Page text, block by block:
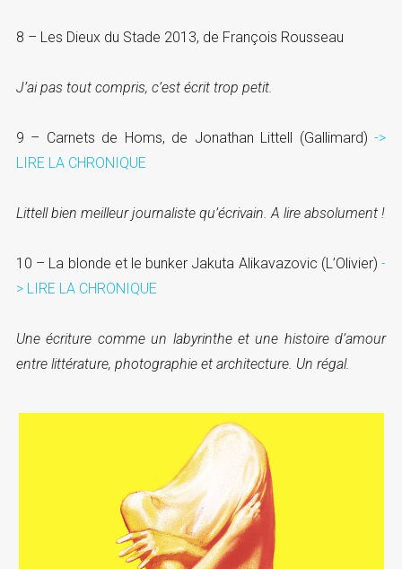
8 – Les Dieux du Stade 2013, de François Rousseau
J’ai pas tout compris, c’est écrit trop petit.
9 – Carnets de Homs, de Jonathan Littell (Gallimard)->
LIRE LA CHRONIQUE
Littell bien meilleur journaliste qu’écrivain. A lire absolument !
10 – La blonde et le bunker Jakuta Alikavazovic (L’Olivier)-
> LIRE LA CHRONIQUE
Une écriture comme un labyrinthe et une histoire d’amour
entre littérature, photographie et architecture. Un régal.